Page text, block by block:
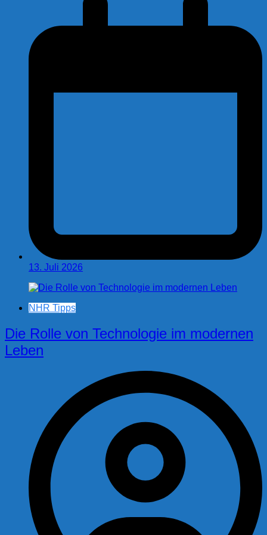
13. Juli 2026
NHR Tipps
Die Rolle von Technologie im modernen
Leben